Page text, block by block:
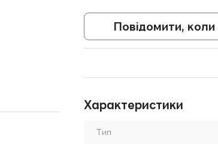
Повідомити,
Характеристики
Тип